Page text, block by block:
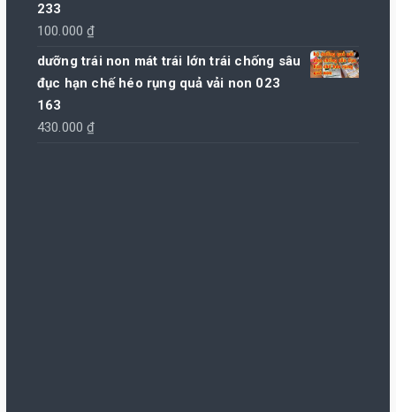
233
100.000₫
dưỡng trái non mát trái lớn trái chống sâu
đục hạn chế héo rụng quả vải non 023
163
430.000₫